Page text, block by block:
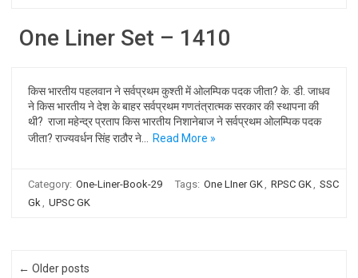
One Liner Set – 1410
किस भारतीय पहलवान ने सर्वप्रथम कुश्ती में ओलम्पिक पदक जीता? के. डी. जाधव
ने किस भारतीय ने देश के बाहर सर्वप्रथम गणतंत्रात्मक सरकार की स्थापना की
थी? राजा महेन्द्र प्रताप किस भारतीय निशानेबाज ने सर्वप्रथम ओलम्पिक पदक
जीता? राज्यवर्धन सिंह राठौर ने…
Read More »
Category: One-Liner-Book-29 Tags: One LIner GK, RPSC GK, SSC
Gk, UPSC GK
Post navigation
← Older posts